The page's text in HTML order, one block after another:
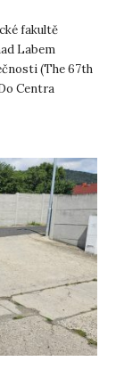
fakultě
Labem
(The 67th
Centra